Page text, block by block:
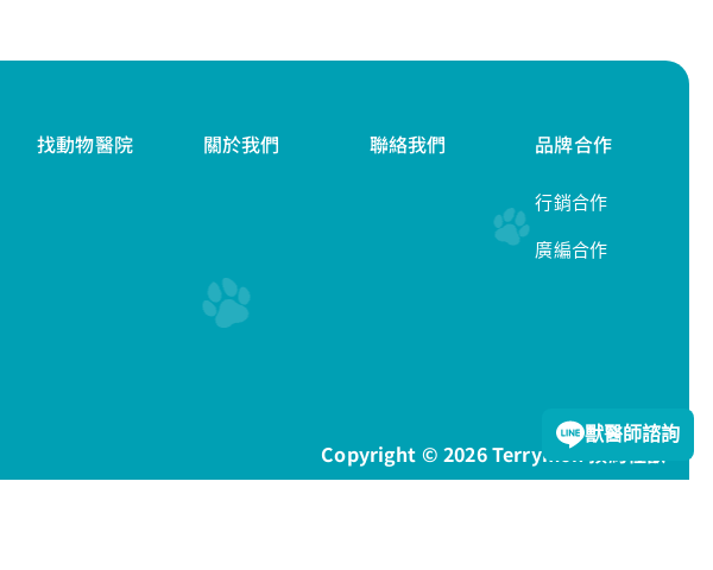
找動物醫院 關於我們 聯絡我們 品牌合作
行銷合作
廣編合作
隱私權政策
Copyright © 2026 Terrymon 預約怪獸
獸醫師諮詢